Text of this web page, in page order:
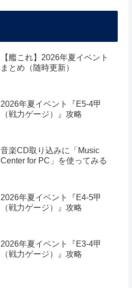
【艦これ】2026年夏イベント
まとめ（随時更新）
2026年夏イベント『E5-4甲
（戦力ゲージ）』攻略
音楽CD取り込みに「Music
Center for PC」を使ってみる
2026年夏イベント『E4-5甲
（戦力ゲージ）』攻略
2026年夏イベント『E3-4甲
（戦力ゲージ）』攻略